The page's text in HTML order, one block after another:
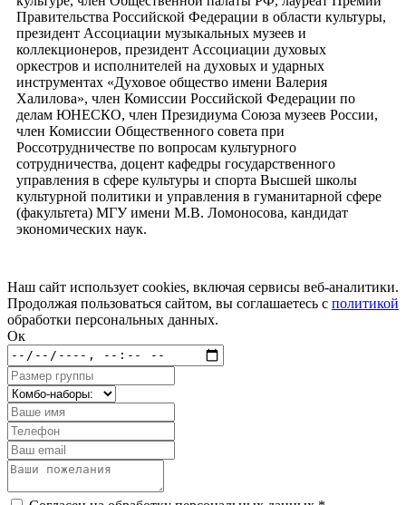
Правительства Российской Федерации в области культуры,
президент Ассоциации музыкальных музеев и
коллекционеров, президент Ассоциации духовых
оркестров и исполнителей на духовых и ударных
инструментах «Духовое общество имени Валерия
Халилова», член Комиссии Российской Федерации по
делам ЮНЕСКО, член Президиума Союза музеев России,
член Комиссии Общественного совета при
Россотрудничестве по вопросам культурного
сотрудничества, доцент кафедры государственного
управления в сфере культуры и спорта Высшей школы
культурной политики и управления в гуманитарной сфере
(факультета) МГУ имени М.В. Ломоносова, кандидат
экономических наук.
Наш сайт использует cookies, включая сервисы веб-аналитики.
Продолжая пользоваться сайтом, вы соглашаетесь с политикой
обработки персональных данных.
Ок